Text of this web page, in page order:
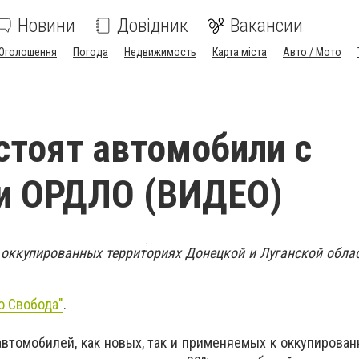
Новини Довідник Вакансии
Погода Недвижимость Карта міста Авто / Мото
автомобили с
ОРДЛО (ВИДЕО)
территориях Донецкой и Луганской
Свобода".
как новых, так и применяемых к